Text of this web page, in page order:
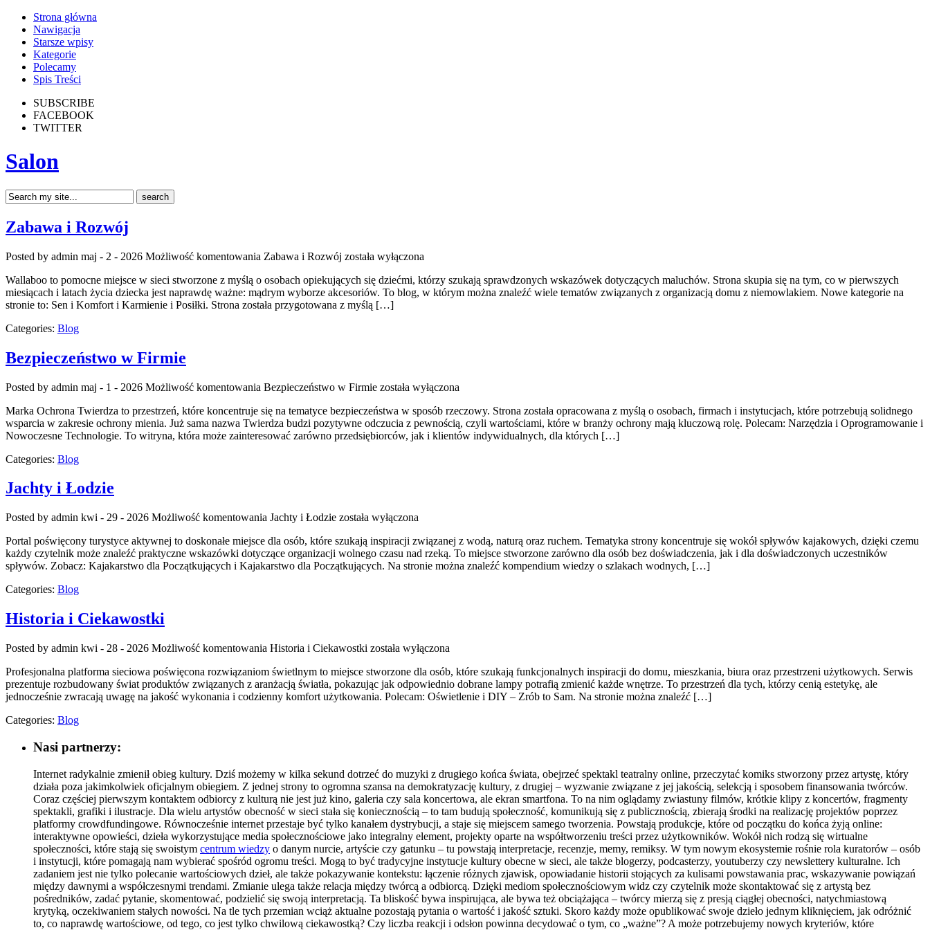
Strona główna
Nawigacja
Starsze wpisy
Kategorie
Polecamy
Spis Treści
SUBSCRIBE
FACEBOOK
TWITTER
Salon
Zabawa i Rozwój
Posted by admin maj - 2 - 2026 Możliwość komentowania Zabawa i Rozwój została wyłączona
Wallaboo to pomocne miejsce w sieci stworzone z myślą o osobach opiekujących się dziećmi, którzy szukają sprawdzonych wskazówek dotyczących maluchów. Strona skupia się na tym, co w pierwszych
miesiącach i latach życia dziecka jest naprawdę ważne: mądrym wyborze akcesoriów. To blog, w którym można znaleźć wiele tematów związanych z organizacją domu z niemowlakiem. Nowe kategorie na
stronie to: Sen i Komfort i Karmienie i Posiłki. Strona została przygotowana z myślą […]
Categories: Blog
Bezpieczeństwo w Firmie
Posted by admin maj - 1 - 2026 Możliwość komentowania Bezpieczeństwo w Firmie została wyłączona
Marka Ochrona Twierdza to przestrzeń, które koncentruje się na tematyce bezpieczeństwa w sposób rzeczowy. Strona została opracowana z myślą o osobach, firmach i instytucjach, które potrzebują solidnego
wsparcia w zakresie ochrony mienia. Już sama nazwa Twierdza budzi pozytywne odczucia z pewnością, czyli wartościami, które w branży ochrony mają kluczową rolę. Polecam: Narzędzia i Oprogramowanie i
Nowoczesne Technologie. To witryna, która może zainteresować zarówno przedsiębiorców, jak i klientów indywidualnych, dla których […]
Categories: Blog
Jachty i Łodzie
Posted by admin kwi - 29 - 2026 Możliwość komentowania Jachty i Łodzie została wyłączona
Portal poświęcony turystyce aktywnej to doskonałe miejsce dla osób, które szukają inspiracji związanej z wodą, naturą oraz ruchem. Tematyka strony koncentruje się wokół spływów kajakowych, dzięki czemu
każdy czytelnik może znaleźć praktyczne wskazówki dotyczące organizacji wolnego czasu nad rzeką. To miejsce stworzone zarówno dla osób bez doświadczenia, jak i dla doświadczonych uczestników
spływów. Zobacz: Kajakarstwo dla Początkujących i Kajakarstwo dla Początkujących. Na stronie można znaleźć kompendium wiedzy o szlakach wodnych, […]
Categories: Blog
Historia i Ciekawostki
Posted by admin kwi - 28 - 2026 Możliwość komentowania Historia i Ciekawostki została wyłączona
Profesjonalna platforma sieciowa poświęcona rozwiązaniom świetlnym to miejsce stworzone dla osób, które szukają funkcjonalnych inspiracji do domu, mieszkania, biura oraz przestrzeni użytkowych. Serwis
prezentuje rozbudowany świat produktów związanych z aranżacją światła, pokazując jak odpowiednio dobrane lampy potrafią zmienić każde wnętrze. To przestrzeń dla tych, którzy cenią estetykę, ale
jednocześnie zwracają uwagę na jakość wykonania i codzienny komfort użytkowania. Polecam: Oświetlenie i DIY – Zrób to Sam. Na stronie można znaleźć […]
Categories: Blog
Nasi partnerzy:
Internet radykalnie zmienił obieg kultury. Dziś możemy w kilka sekund dotrzeć do muzyki z drugiego końca świata, obejrzeć spektakl teatralny online, przeczytać komiks stworzony przez artystę, który
działa poza jakimkolwiek oficjalnym obiegiem. Z jednej strony to ogromna szansa na demokratyzację kultury, z drugiej – wyzwanie związane z jej jakością, selekcją i sposobem finansowania twórców.
Coraz częściej pierwszym kontaktem odbiorcy z kulturą nie jest już kino, galeria czy sala koncertowa, ale ekran smartfona. To na nim oglądamy zwiastuny filmów, krótkie klipy z koncertów, fragmenty
spektakli, grafiki i ilustracje. Dla wielu artystów obecność w sieci stała się koniecznością – to tam budują społeczność, komunikują się z publicznością, zbierają środki na realizację projektów poprzez
platformy crowdfundingowe. Równocześnie internet przestaje być tylko kanałem dystrybucji, a staje się miejscem samego tworzenia. Powstają produkcje, które od początku do końca żyją online:
interaktywne opowieści, dzieła wykorzystujące media społecznościowe jako integralny element, projekty oparte na współtworzeniu treści przez użytkowników. Wokół nich rodzą się wirtualne
społeczności, które stają się swoistym centrum wiedzy o danym nurcie, artyście czy gatunku – tu powstają interpretacje, recenzje, memy, remiksy. W tym nowym ekosystemie rośnie rola kuratorów – osób
i instytucji, które pomagają nam wybierać spośród ogromu treści. Mogą to być tradycyjne instytucje kultury obecne w sieci, ale także blogerzy, podcasterzy, youtuberzy czy newslettery kulturalne. Ich
zadaniem jest nie tylko polecanie wartościowych dzieł, ale także pokazywanie kontekstu: łączenie różnych zjawisk, opowiadanie historii stojących za kulisami powstawania prac, wskazywanie powiązań
między dawnymi a współczesnymi trendami. Zmianie ulega także relacja między twórcą a odbiorcą. Dzięki mediom społecznościowym widz czy czytelnik może skontaktować się z artystą bez
pośredników, zadać pytanie, skomentować, podzielić się swoją interpretacją. Ta bliskość bywa inspirująca, ale bywa też obciążająca – twórcy mierzą się z presją ciągłej obecności, natychmiastową
krytyką, oczekiwaniem stałych nowości. Na tle tych przemian wciąż aktualne pozostają pytania o wartość i jakość sztuki. Skoro każdy może opublikować swoje dzieło jednym kliknięciem, jak odróżnić
to, co naprawdę wartościowe, od tego, co jest tylko chwilową ciekawostką? Czy liczba reakcji i odsłon powinna decydować o tym, co „ważne”? A może potrzebujemy nowych kryteriów, które